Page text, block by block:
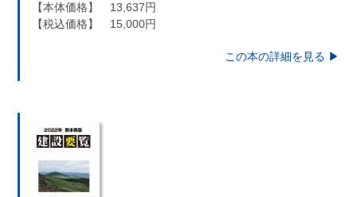
【本体価格】 13,637円
【税込価格】 15,000円
この本の詳細を見る ▶︎